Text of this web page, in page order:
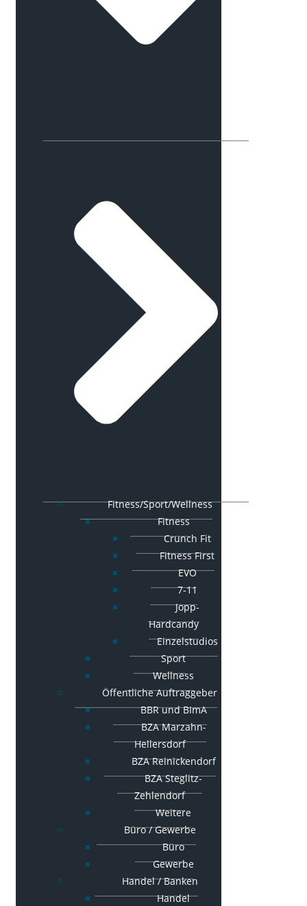
Fitness/Sport/Wellness
Fitness
Crunch Fit
Fitness First
EVO
7-11
Jopp-
Hardcandy
Einzelstudios
Sport
Wellness
Öffentliche Auftraggeber
BBR und BImA
BZA Marzahn-
Hellersdorf
BZA Reinickendorf
BZA Steglitz-
Zehlendorf
Weitere
Büro / Gewerbe
Büro
Gewerbe
Handel / Banken
Handel